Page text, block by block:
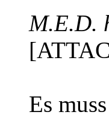
M.E.D.
Es